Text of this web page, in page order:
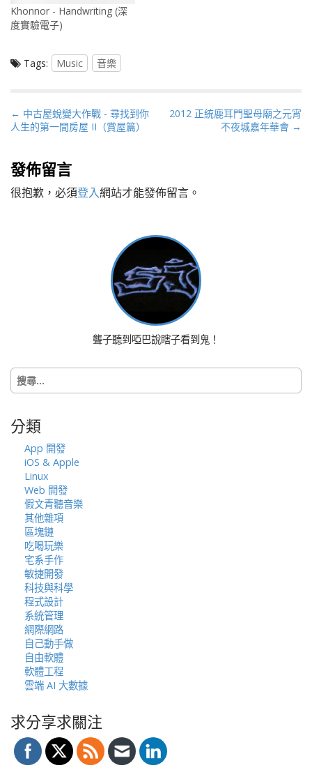
Khonnor - Handwriting (深
度實驗電子)
Tags: Music 音樂
P
o
t
n
a
← 中古屋蛻變大作戰 - 尋找到你
人生的第一間房屋 II（賞屋篇）
2012 正統鹿耳門聖母廟之元宵
不夜城嘉年華會 →
發佈留言
很抱歉，必須登入網站才能發佈留言。
聾子聽到啞巴說瞎子看到鬼！
搜
尋
字:
分類
App 開發
iOS & Apple
Linux
Web 開發
假文青聽音樂
其他雜項
區塊鏈
吃喝玩樂
宅系手作
敏捷開發
科技與科學
程式設計
系統管理
網際網路
自己動手做
自由軟體
軟體工程
雲端 AI 大數據
求分享求關注